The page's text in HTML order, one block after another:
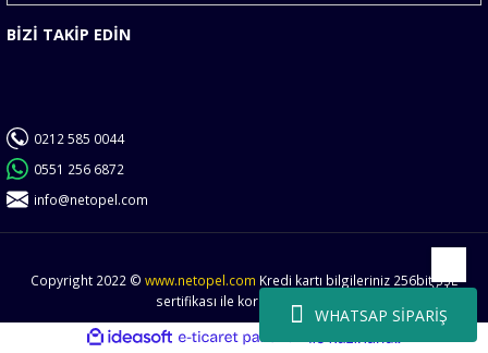
WHATSAP SİPARİŞ
BİZİ TAKİP EDİN
0212 585 0044
0551 256 6872
info@netopel.com
Copyright 2022 © www.netopel.com Kredi kartı bilgileriniz 256bit SSL
sertifikası ile korunmaktadır.
Yukarı
ideasoft